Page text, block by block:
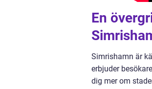
En
Simrishamn är
erbjuder
dig mer om